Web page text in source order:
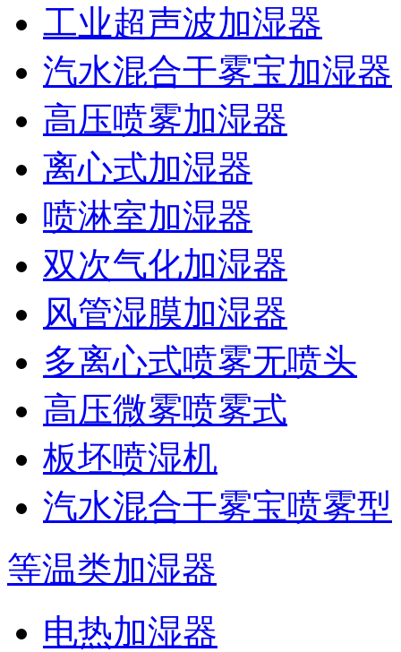
工业超声波加湿器
汽水混合干雾宝加湿器
高压喷雾加湿器
离心式加湿器
喷淋室加湿器
双次气化加湿器
风管湿膜加湿器
多离心式喷雾无喷头
高压微雾喷雾式
板坯喷湿机
汽水混合干雾宝喷雾型
等温类加湿器
电热加湿器